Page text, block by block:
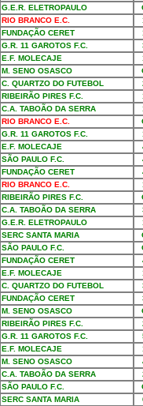
G.E.R. ELETROPAULO
RIO BRANCO E.C.
FUNDAÇÃO CERET
G.R. 11 GAROTOS F.C.
E.F. MOLECAJE
M. SENO OSASCO
C. QUARTZO DO FUTEBOL
RIBEIRÃO PIRES F.C.
C.A. TABOÃO DA SERRA
RIO BRANCO E.C.
G.R. 11 GAROTOS F.C.
E.F. MOLECAJE
SÃO PAULO F.C.
FUNDAÇÃO CERET
RIO BRANCO E.C.
RIBEIRÃO PIRES F.C.
C.A. TABOÃO DA SERRA
G.E.R. ELETROPAULO
SERC SANTA MARIA
SÃO PAULO F.C.
FUNDAÇÃO CERET
E.F. MOLECAJE
C. QUARTZO DO FUTEBOL
FUNDAÇÃO CERET
M. SENO OSASCO
RIBEIRÃO PIRES F.C.
G.R. 11 GAROTOS F.C.
E.F. MOLECAJE
M. SENO OSASCO
C.A. TABOÃO DA SERRA
SÃO PAULO F.C.
SERC SANTA MARIA